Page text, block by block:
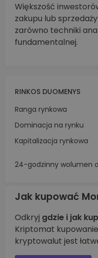
Większość
zakupu lub
zarówno techniki
fundamentalnej.
RINKOS DUOMENYS
Ranga rynkowa
Dominacja na rynku
Kapitalizacja rynkowa
24-godzinny wolumen
Jak kupować
Odkryj gdzie i jak
Kriptomat kupowanie
kryptowalut jest